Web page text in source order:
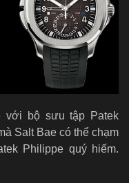
với bộ sưu tập Patek
Salt Bae có thể chạm
Philippe quý hiếm.